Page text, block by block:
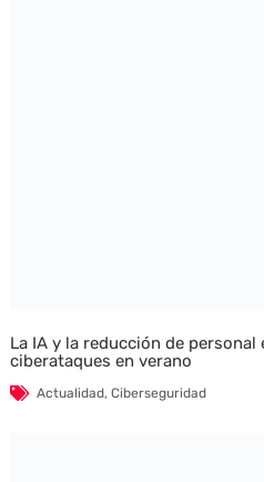
La IA y la reducción de personal
ciberataques en verano
Actualidad, Ciberseguridad